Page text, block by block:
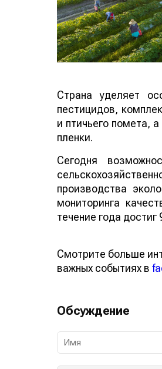
Страна уделяет
пестицидов,
и птичьего помета,
пленки.
Сегодня
производства
мониторинга
течение года достиг
Смотрите больше
важных событиях в
Обсуждение